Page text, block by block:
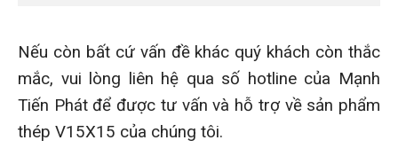
Nếu còn bất cứ vấn đề khác quý khách còn thắc
mắc, vui lòng liên hệ qua số hotline của Mạnh
Tiến Phát để được tư vấn và hỗ trợ về sản phẩm
thép V15X15 của chúng tôi.